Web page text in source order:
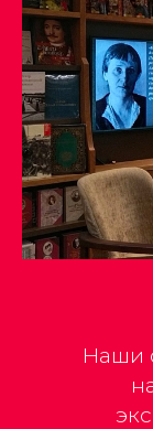
Наши